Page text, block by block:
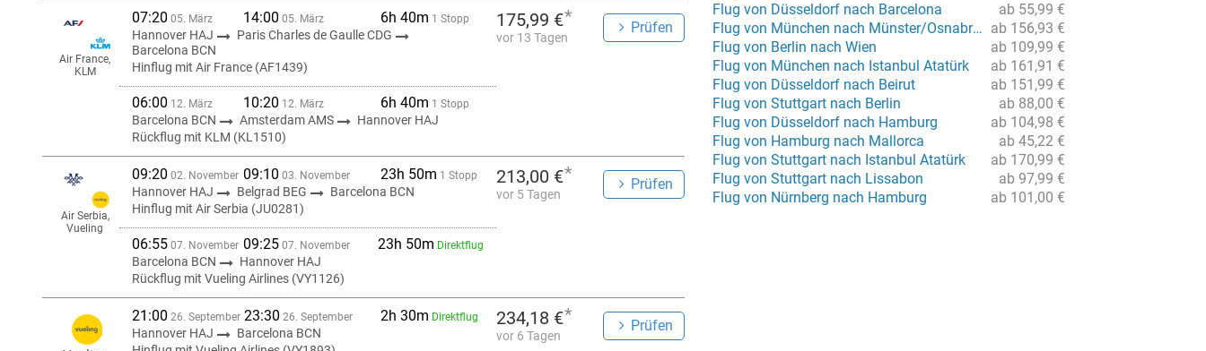
07:20 05. März 14:00 05. März 6h 40m 1 Stopp
Hannover HAJ
Paris Charles de Gaulle CDG
Barcelona BCN
Hinflug mit Air France (AF1439)
06:00 12. März 10:20 12. März 6h 40m 1 Stopp
Barcelona BCN Amsterdam AMS
Hannover HAJ
Rückflug mit KLM (KL1510)
Air France,
KLM
175,99 €*
vor 13 Tagen
Prüfen
09:20 02. November 09:10 03. November 23h 50m 1 Stopp
Hannover HAJ Belgrad BEG
Barcelona BCN
Hinflug mit Air Serbia (JU0281)
06:55 07. November 09:25 07. November 23h 50m Direktflug
Barcelona BCN
Hannover HAJ
Rückflug mit Vueling Airlines (VY1126)
Air Serbia,
Vueling
213,00 €*
vor 5 Tagen
Prüfen
21:00 26. September 23:30 26. September 2h 30m Direktflug
Hannover HAJ
Barcelona BCN
234,18 €*
vor 6 Tagen
Prüfen
ab 55,99 €
Flug von Düsseldorf nach Barcelona
ab 156,93 €
Flug von München nach Münster/Osnabrück
ab 109,99 €
Flug von Berlin nach Wien
ab 161,91 €
Flug von München nach Istanbul Atatürk
ab 151,99 €
Flug von Düsseldorf nach Beirut
ab 88,00 €
Flug von Stuttgart nach Berlin
ab 104,98 €
Flug von Düsseldorf nach Hamburg
ab 45,22 €
Flug von Hamburg nach Mallorca
ab 170,99 €
Flug von Stuttgart nach Istanbul Atatürk
ab 97,99 €
Flug von Stuttgart nach Lissabon
ab 101,00 €
Flug von Nürnberg nach Hamburg